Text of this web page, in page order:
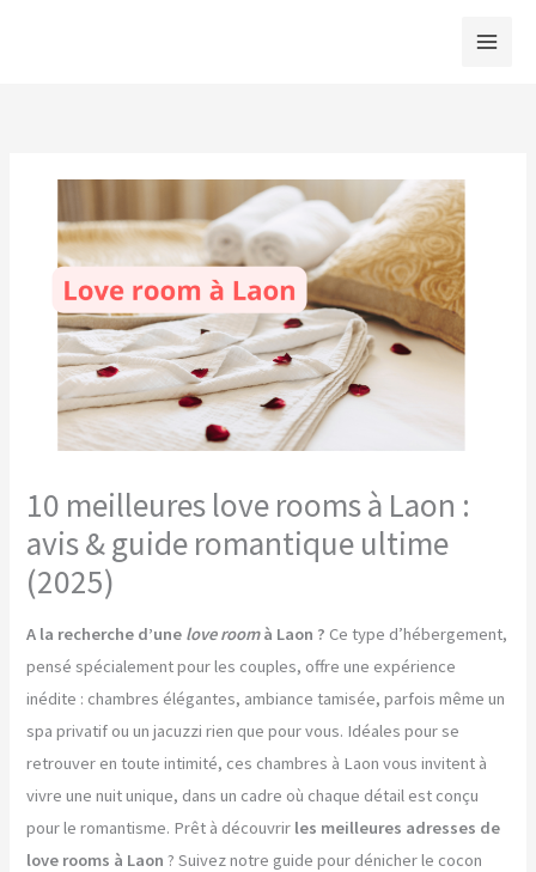
10 meilleures love rooms à Laon :
avis & guide romantique ultime
(2025)
A la recherche d’une love roomà Laon ? Ce type d’hébergement,
pensé spécialement pour les couples, offre une expérience
inédite : chambres élégantes, ambiance tamisée, parfois même un
spa privatif ou un jacuzzi rien que pour vous. Idéales pour se
retrouver en toute intimité, ces chambres à Laon vous invitent à
vivre une nuit unique, dans un cadre où chaque détail est conçu
pour le romantisme. Prêt à découvrir les meilleures adresses de
love rooms à Laon ? Suivez notre guide pour dénicher le cocon